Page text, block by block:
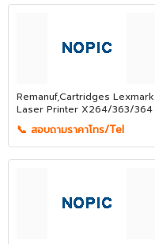
Remanuf,Cartridges Lexmark
Laser Printer X264/363/364
📞 สอบถามราคาโทร/Tel